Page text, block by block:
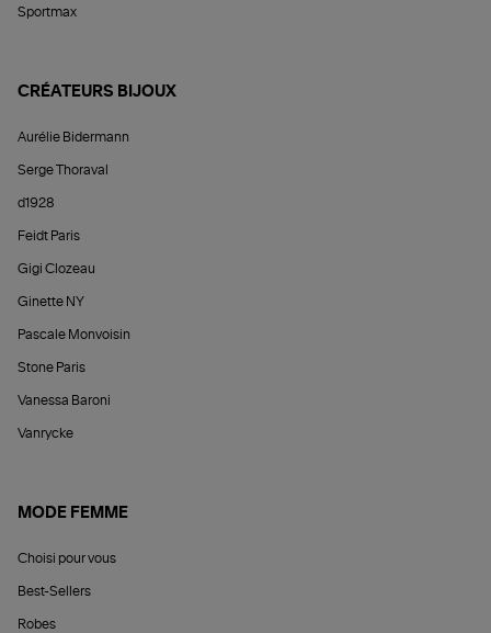
Sportmax
CRÉATEURS BIJOUX
Aurélie Bidermann
Serge Thoraval
d1928
Feidt Paris
Gigi Clozeau
Ginette NY
Pascale Monvoisin
Stone Paris
Vanessa Baroni
Vanrycke
MODE FEMME
Choisi pour vous
Best-Sellers
Robes